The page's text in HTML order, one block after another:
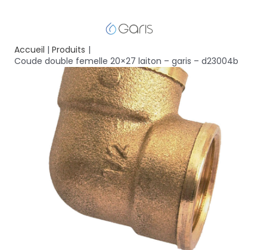
Accueil
Produits
Coude double femelle 20×27 laiton – garis – d23004b